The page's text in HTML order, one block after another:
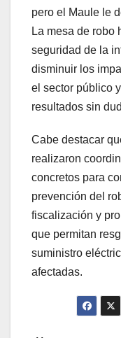
pero el Maule le
La mesa de robo
seguridad de la
disminuir los
el sector público
resultados sin
Cabe destacar
realizaron
concretos para
prevención del
fiscalización y
que permitan
suministro
afectadas.